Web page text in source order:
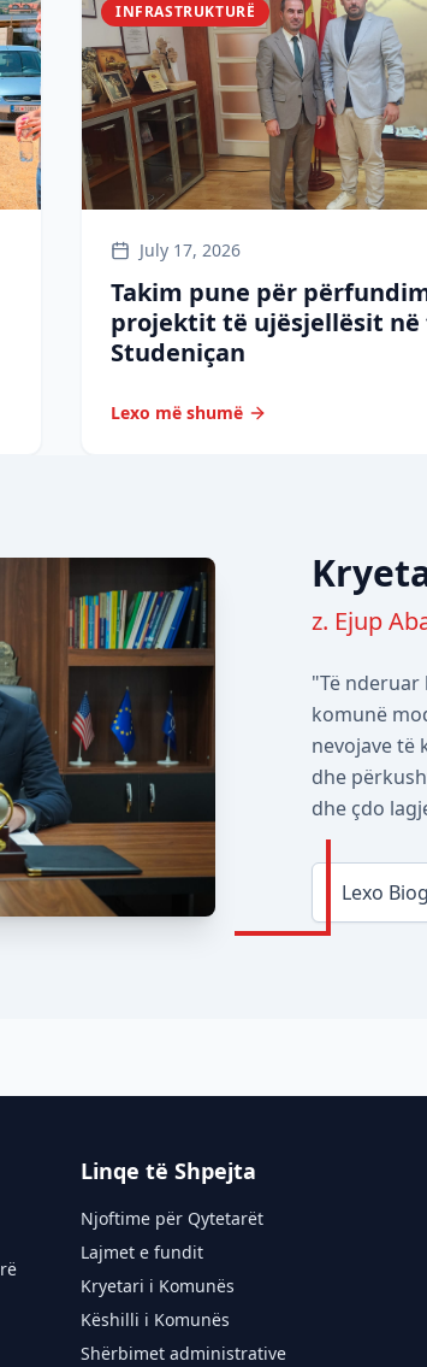
INFRASTRUKTURË
July 17, 2026
Takim pune për
projektit të ujësjellësit në
Studeniçan
Lexo më shumë
z. Ejup
"Të nderuar
komunë
nevojave të
dhe
dhe çdo
Lexo
Linqe të Shpejta
Njoftime për Qytetarët
Lajmet e fundit
Kryetari i Komunës
Këshilli i Komunës
Shërbimet administrative